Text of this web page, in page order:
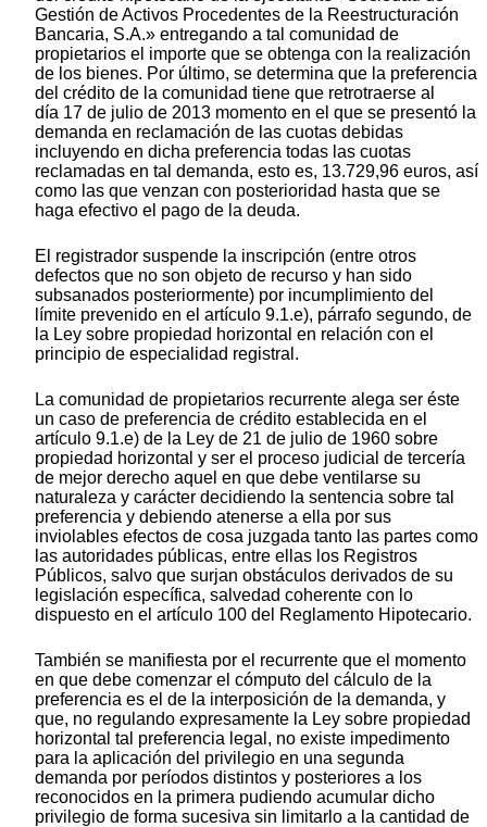
Gestión de Activos Procedentes de la Reestructuración
Bancaria, S.A.» entregando a tal comunidad de
propietarios el importe que se obtenga con la realización
de los bienes. Por último, se determina que la preferencia
del crédito de la comunidad tiene que retrotraerse al
día 17 de julio de 2013 momento en el que se presentó la
demanda en reclamación de las cuotas debidas
incluyendo en dicha preferencia todas las cuotas
reclamadas en tal demanda, esto es, 13.729,96 euros, así
como las que venzan con posterioridad hasta que se
haga efectivo el pago de la deuda.
El registrador suspende la inscripción (entre otros
defectos que no son objeto de recurso y han sido
subsanados posteriormente) por incumplimiento del
límite prevenido en el artículo 9.1.e), párrafo segundo, de
la Ley sobre propiedad horizontal en relación con el
principio de especialidad registral.
La comunidad de propietarios recurrente alega ser éste
un caso de preferencia de crédito establecida en el
artículo 9.1.e) de la Ley de 21 de julio de 1960 sobre
propiedad horizontal y ser el proceso judicial de tercería
de mejor derecho aquel en que debe ventilarse su
naturaleza y carácter decidiendo la sentencia sobre tal
preferencia y debiendo atenerse a ella por sus
inviolables efectos de cosa juzgada tanto las partes como
las autoridades públicas, entre ellas los Registros
Públicos, salvo que surjan obstáculos derivados de su
legislación específica, salvedad coherente con lo
dispuesto en el artículo 100 del Reglamento Hipotecario.
También se manifiesta por el recurrente que el momento
en que debe comenzar el cómputo del cálculo de la
preferencia es el de la interposición de la demanda, y
que, no regulando expresamente la Ley sobre propiedad
horizontal tal preferencia legal, no existe impedimento
para la aplicación del privilegio en una segunda
demanda por períodos distintos y posteriores a los
reconocidos en la primera pudiendo acumular dicho
privilegio de forma sucesiva sin limitarlo a la cantidad de